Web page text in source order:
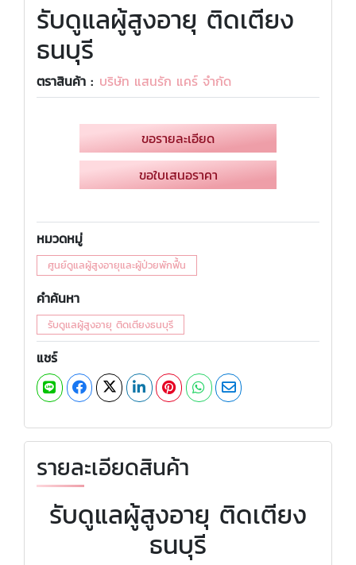
รับดูแลผู้สูงอายุ ติดเตียง
ธนบุรี
ตราสินค้า : บริษัท แสนรัก แคร์ จำกัด
ขอรายละเอียด
ขอใบเสนอราคา
หมวดหมู่
ศูนย์ดูแลผู้สูงอายุและผู้ป่วยพักฟื้น
คำค้นหา
รับดูแลผู้สูงอายุ ติดเตียงธนบุรี
แชร์
รายละเอียดสินค้า
รับดูแลผู้สูงอายุ ติดเตียง
ธนบุรี